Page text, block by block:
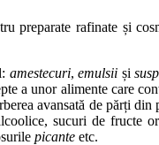
preparate rafinate și
amestecuri,emulsii și
a unor alimente care
avansată de părți din
sucuri de fructe
picante etc.